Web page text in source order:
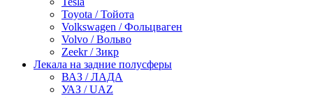
Toyota / Тойота
Volkswagen / Фольцваген
Volvo / Вольво
Zeekr / Зикр
Лекала на задние полусферы
ВАЗ / ЛАДА
УАЗ / UAZ